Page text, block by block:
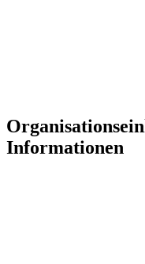
Informationen